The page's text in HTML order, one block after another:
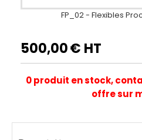
FP_02 - Flexibles
500,00€ HT
0 produit en stock,
offre sur